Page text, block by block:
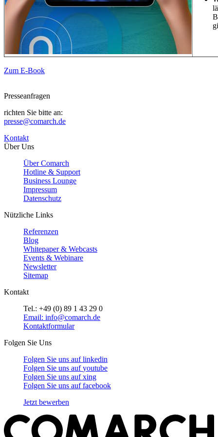
Zum E-Book
Presseanfragen
richten Sie bitte an:
presse@comarch.de
Kontakt
Über Uns
Über Comarch
Hotline & Support
Business Lounge
Impressum
Datenschutz
Nützliche Links
Referenzen
Blog
Whitepaper & Webcasts
Events & Webinare
Newsletter
Sitemap
Kontakt
Tel.: +49 (0) 89 1 43 29 0
Email: info@comarch.de
Kontaktformular
Folgen Sie Uns
Folgen Sie uns auflinkedin
Folgen Sie uns aufyoutube
Folgen Sie uns aufxing
Folgen Sie uns auffacebook
Jetzt bewerben